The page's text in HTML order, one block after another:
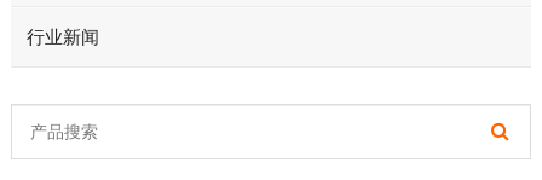
行业新闻